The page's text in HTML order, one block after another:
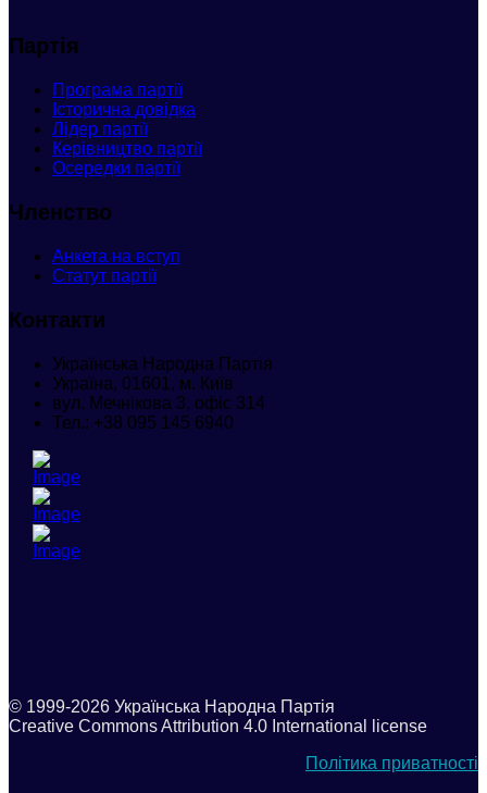
Партія
Програма партії
Історична довідка
Лідер партії
Керівництво партії
Осередки партії
Членство
Анкета на вступ
Статут партії
Контакти
Українська Народна Партія
Україна, 01601, м. Київ
вул. Мечнікова 3, офіс 314
Тел.: +38 095 145 6940
© 1999-2026 Українська Народна Партія
Creative Commons Attribution 4.0 International license
Політика приватності